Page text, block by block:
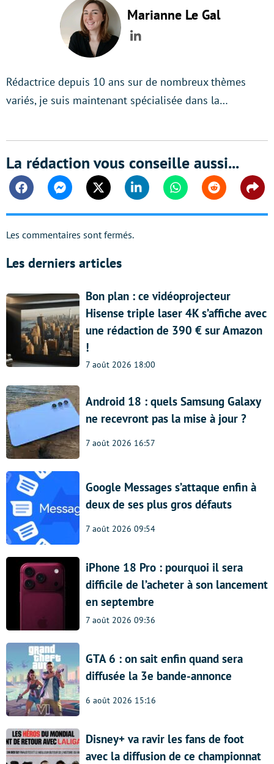
Marianne Le Gal
LinkedIn
Rédactrice depuis 10 ans sur de nombreux thèmes
variés, je suis maintenant spécialisée dans la…
La rédaction vous conseille aussi...
FacebookMessengerTwitter Linkedin WhatsappReddit
Les commentaires sont fermés.
Les derniers articles
Bon plan : ce vidéoprojecteur
Hisense triple laser 4K s’affiche avec
une rédaction de 390 € sur Amazon
!
7 août 2026 18:00
Android 18 : quels Samsung Galaxy
ne recevront pas la mise à jour ?
7 août 2026 16:57
Google Messages s’attaque enfin à
deux de ses plus gros défauts
7 août 2026 09:54
iPhone 18 Pro : pourquoi il sera
difficile de l’acheter à son lancement
en septembre
7 août 2026 09:36
GTA 6 : on sait enfin quand sera
diffusée la 3e bande-annonce
6 août 2026 15:16
Disney+ va ravir les fans de foot
avec la diffusion de ce championnat